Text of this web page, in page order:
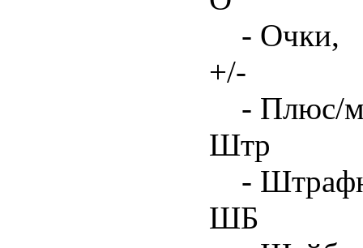
- Очки,
+/-
- Плюс/
Штр
-
ШБ